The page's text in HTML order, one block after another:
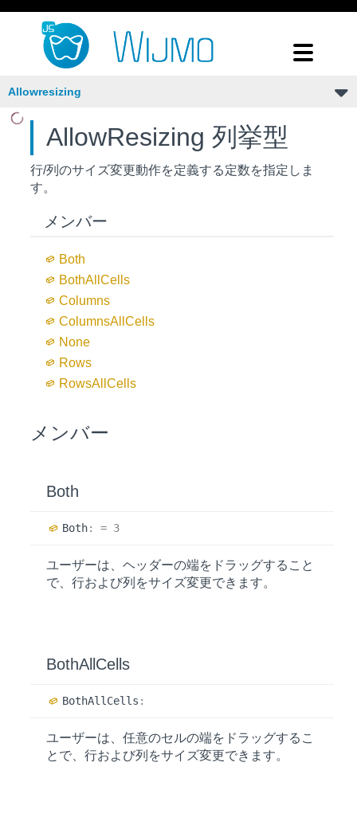
Allowresizing
AllowResizing 列挙型
行/列のサイズ変更動作を定義する定数を指定しま
す。
メンバー
Both
BothAll Cells
Columns
ColumnsAll Cells
None
Rows
RowsAll Cells
メンバー
Both
Both: = 3
ユーザーは、ヘッダーの端をドラッグすること
で、行および列をサイズ変更できます。
BothAll Cells
BothAll Cells :
ユーザーは、任意のセルの端をドラッグするこ
とで、行および列をサイズ変更できます。